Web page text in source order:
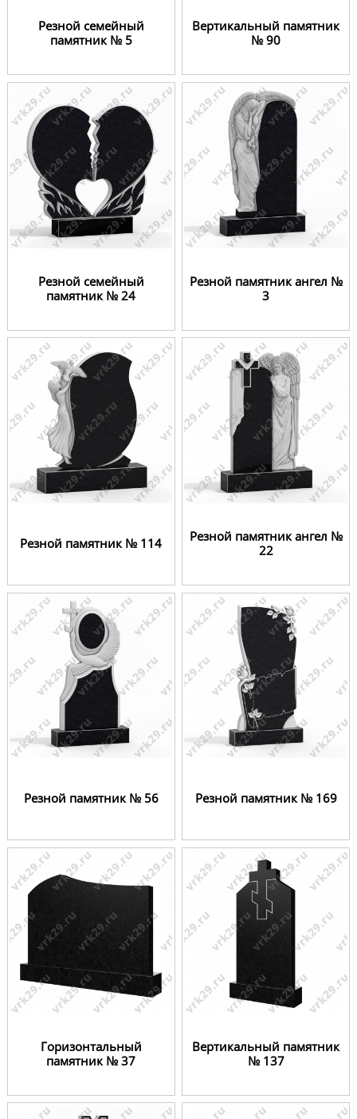
Резной семейный
памятник № 5
Вертикальный памятник
№ 90
Резной семейный
памятник № 24
Резной памятник ангел №
3
Резной памятник № 114
Резной памятник ангел №
22
Резной памятник № 56 Резной памятник № 169
Горизонтальный
памятник № 37
Вертикальный памятник
№ 137